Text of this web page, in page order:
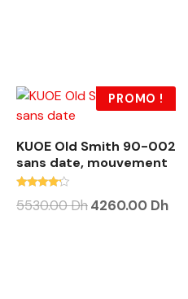
PROMO !
KUOE Old Smith 90-002
sans date, mouvement
4.00
5530.00Dh4260.00 Dh